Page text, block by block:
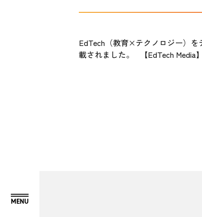
EdTech（教育×テクノロジー）を
載されました。 【EdTech Media